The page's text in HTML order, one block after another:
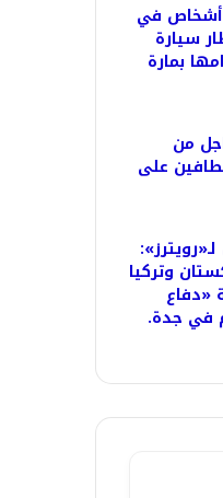
عاجل- إصابة 7 أشخاص في
سيارة
بمارة
من
على
وتركيا
«دفاع
في جدة.